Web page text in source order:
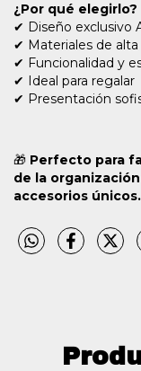
¿Por qué elegirlo?
✔ Diseño exclusivo
✔ Materiales de alta
✔ Funcionalidad y
✔ Ideal para regalar
✔ Presentación
🎁 Perfecto para
de la
accesorios únicos.